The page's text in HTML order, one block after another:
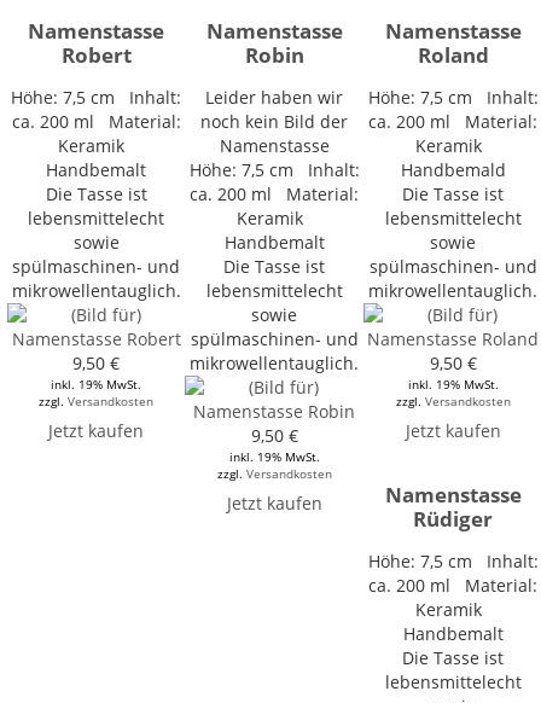
Namenstasse
Robert
Höhe: 7,5 cm Inhalt:
ca. 200 ml Material:
Keramik
Handbemalt
Die Tasse ist
lebensmittelecht
sowie
spülmaschinen- und
mikrowellentauglich.
9,50 €
inkl. 19% MwSt.
zzgl.Versandkosten
Jetzt kaufen
Namenstasse
Robin
Leider haben wir
noch kein Bild der
Namenstasse
Höhe: 7,5 cm Inhalt:
ca. 200 ml Material:
Keramik
Handbemalt
Die Tasse ist
lebensmittelecht
sowie
spülmaschinen- und
mikrowellentauglich.
9,50 €
inkl. 19% MwSt.
zzgl. Versandkosten
Jetzt kaufen
Namenstasse
Roland
Höhe: 7,5 cm Inhalt:
ca. 200 ml Material:
Keramik
Handbemald
Die Tasse ist
lebensmittelecht
sowie
spülmaschinen- und
mikrowellentauglich.
9,50 €
inkl. 19% MwSt.
zzgl. Versandkosten
Jetzt kaufen
Namenstasse
Rüdiger
Höhe: 7,5 cm Inhalt:
ca. 200 ml Material:
Keramik
Handbemalt
Die Tasse ist
lebensmittelecht